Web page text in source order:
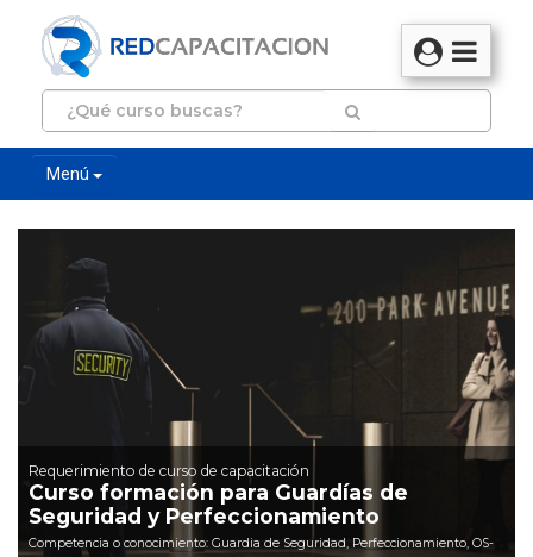
Menú
Requerimiento de curso de capacitación
Curso formación para Guardías de
Seguridad y Perfeccionamiento
Competencia o conocimiento: Guardia de Seguridad, Perfeccionamiento, OS-